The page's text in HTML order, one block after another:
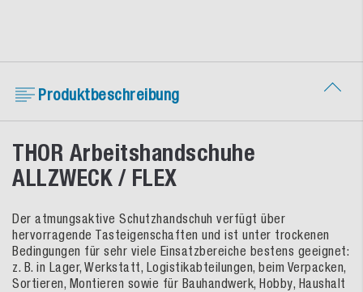
Produktbeschreibung
THOR Arbeitshandschuhe
ALLZWECK / FLEX
Der atmungsaktive Schutzhandschuh verfügt über
hervorragende Tasteigenschaften und ist unter trockenen
Bedingungen für sehr viele Einsatzbereiche bestens geeignet:
z. B. in Lager, Werkstatt, Logistikabteilungen, beim Verpacken,
Sortieren, Montieren sowie für Bauhandwerk, Hobby, Haushalt